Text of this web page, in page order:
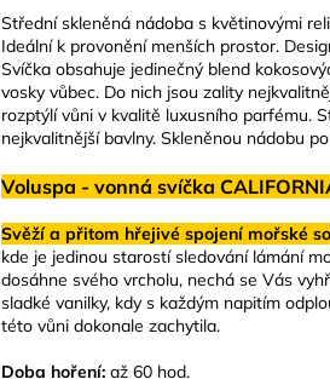
Střední skleněná nádoba s květinovými
Ideální k provonění menších prostor.
Svíčka obsahuje jedinečný blend
vosky vůbec. Do nich jsou zality
rozptýlí vůni v kvalitě luxusního parfému.
nejkvalitnější bavlny. Skleněnou nádobu
Voluspa - vonná svíčka
Svěží a přitom hřejivé spojení mořské
kde je jedinou starostí sledování lámání
dosáhne svého vrcholu, nechá se Vás
sladké vanilky, kdy s každým napitím
této vůni dokonale zachytila.
Doba hoření: až 60 hod.